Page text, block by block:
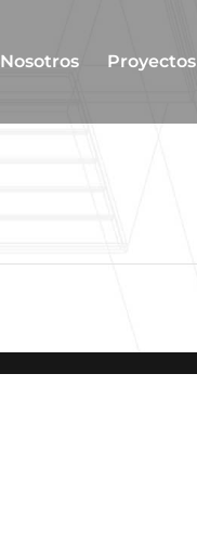
Nosotros Proyectos